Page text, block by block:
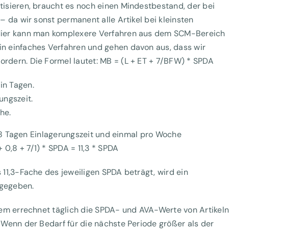
braucht es noch einen Mindestbestand, der bei
da wir sonst permanent alle Artikel bei kleinsten
kann man komplexere Verfahren aus dem SCM-Bereich
einfaches Verfahren und gehen davon aus, dass wir
Die Formel lautet: MB = (L + ET + 7/BFW) * SPDA
Tagen.
Tagen Einlagerungszeit und einmal pro Woche
+ 7/1) * SPDA = 11,3 * SPDA
Fache des jeweiligen SPDA beträgt, wird ein
errechnet täglich die SPDA- und AVA-Werte von Artikeln
der Bedarf für die nächste Periode größer als der